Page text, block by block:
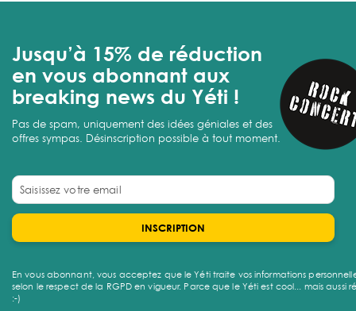
Jusqu’à 15% de réduction
en vous abonnant aux
breaking news du Yéti !
Pas de spam, uniquement des idées géniales et des
offres sympas. Désinscription possible à tout moment.
INSCRIPTION
En vous abonnant, vous acceptez que le Yéti traite vos informations
selon le respect de la RGPD en vigueur. Parce que le Yéti est cool... mais aussi
:-)